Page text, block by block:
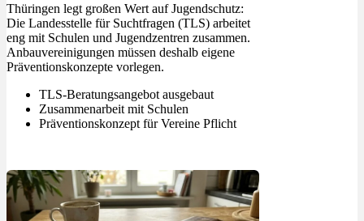
Thüringen legt großen Wert auf Jugendschutz:
Die Landesstelle für Suchtfragen (TLS) arbeitet
eng mit Schulen und Jugendzentren zusammen.
Anbauvereinigungen müssen deshalb eigene
Präventionskonzepte vorlegen.
TLS-Beratungsangebot ausgebaut
Zusammenarbeit mit Schulen
Präventionskonzept für Vereine Pflicht